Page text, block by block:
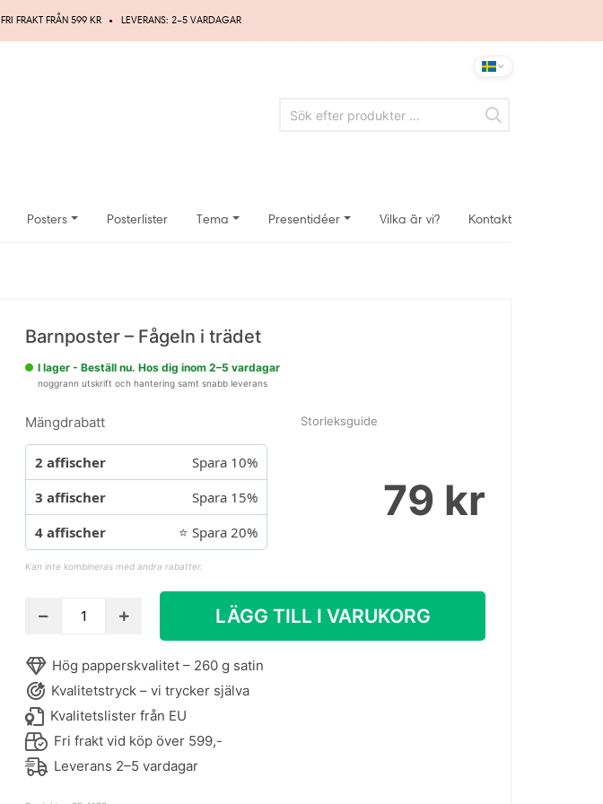
FRI FRAKT FRÅN 599 KR LEVERANS: 2–5 VARDAGAR
Posters Posterlister Tema Presentidéer Vilka är vi? Kontakt
Barnposter – Fågeln i trädet
I lager - Beställ nu. Hos dig inom 2–5 vardagar
noggrann utskrift och hantering samt snabb leverans
Storleksguide
Mängdrabatt
2 affischer
Spara 10%
3 affischer
Spara 15%
4 affischer
⭐ Spara 20%
Kan inte kombineras med andra rabatter.
79 kr
Barnposter
i
trädet
mängd
LÄGG TILL I VARUKORG
Hög papperskvalitet – 260 g satin
Kvalitetstryck – vi trycker själva
Kvalitetslister från EU
Fri frakt vid köp över 599,-
Leverans 2–5 vardagar